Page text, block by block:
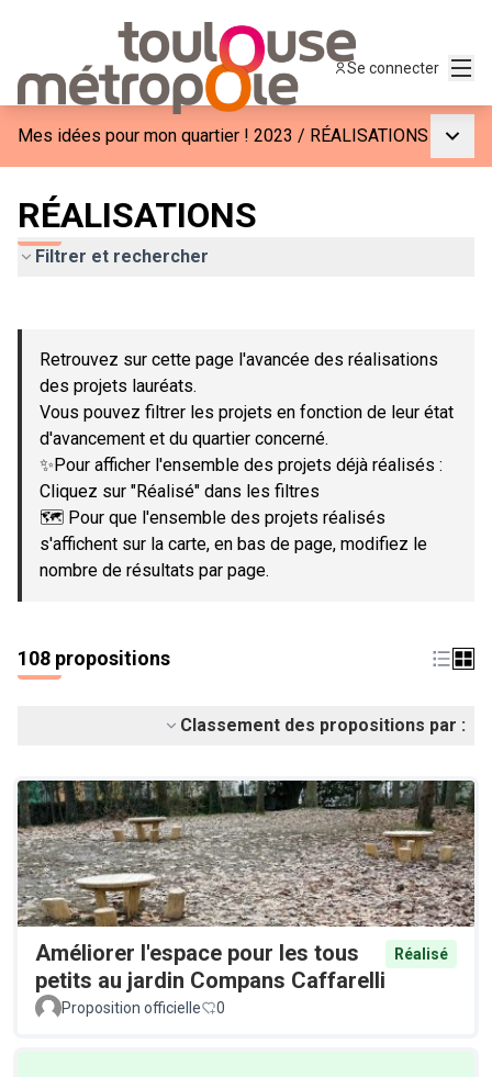
Se connecter
Mes idées pour mon quartier ! 2023 / RÉALISATIONS
RÉALISATIONS
Filtrer et rechercher
−
Retrouvez sur cette page l'avancée des réalisations
des projets lauréats.
Vous pouvez filtrer les projets en fonction de leur état
d'avancement et du quartier concerné.
✨Pour afficher l'ensemble des projets déjà réalisés :
Cliquez sur "Réalisé" dans les filtres
🗺️ Pour que l'ensemble des projets réalisés
s'affichent sur la carte, en bas de page, modifiez le
nombre de résultats par page.
108 propositions
Classement des propositions par :
Améliorer l'espace pour les tous
petits au jardin Compans Caffarelli
Réalisé
Proposition officielle 0